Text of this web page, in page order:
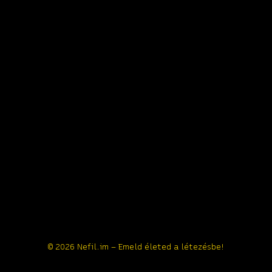
© 2026 Nefil.im – Emeld életed a létezésbe!